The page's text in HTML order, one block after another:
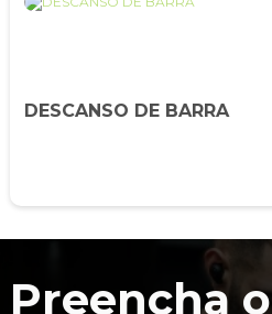
DESCANSO DE BARRA
Preencha o